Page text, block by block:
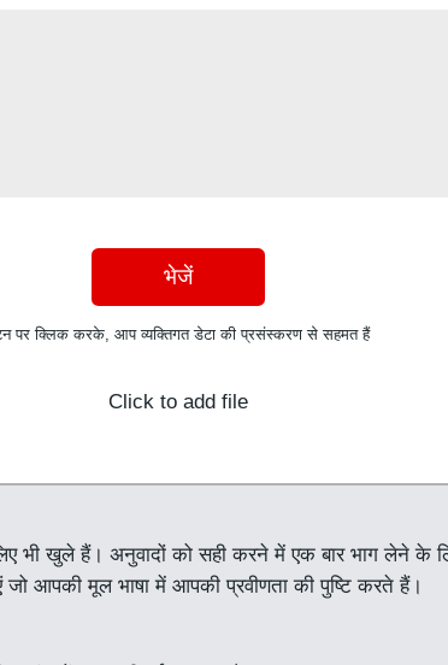
भेजें
पर क्लिक करके, आप व्यक्तिगत डेटा की प्रसंस्करण से सहमत हैं
Click to add file
भी खुले हैं। अनुवादों को सही करने में एक बार भाग लेने
आपकी मूल भाषा में आपकी प्रवीणता की पुष्टि करते हैं।